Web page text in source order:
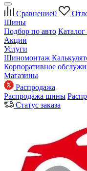
Сравнение0
Шины
Подбор по авто
Акции
Услуги
Шиномонтаж
Корпоративное
Магазины
Распродажа
Распродажа шины
Статус заказа